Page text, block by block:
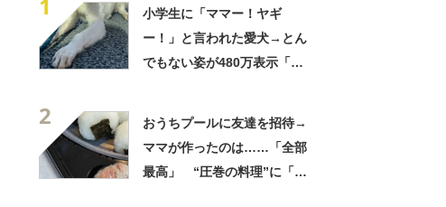
小学生に「ママー！ヤギ
ー！」と言われた愛犬→とん
でもない姿が480万表示「ど
2
おうちプールに友達を招待→
ママが作ったのは……「全部
最高」 “圧巻の料理”に「う